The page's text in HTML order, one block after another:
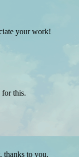
your work!
for this.
thanks to you.